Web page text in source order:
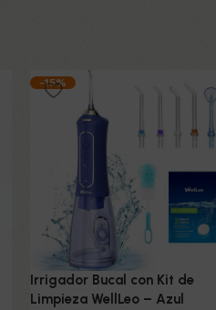
-15%
Irrigador Bucal con Kit de
Limpieza WellLeo – Azul